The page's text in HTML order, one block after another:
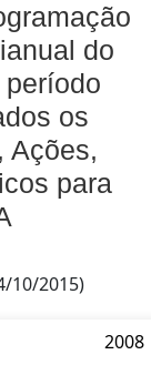
do
os
Ações,
para
10/2015)
2008